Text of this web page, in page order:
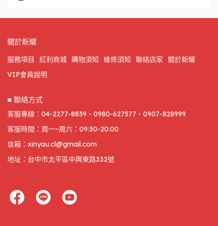
關於新耀
服務項目 紅利商城 購物須知 維修須知 聯絡店家
關於新耀
VIP會員說明
■ 聯絡方式
客服專線：04-2277-8839、0980-627577、0907-828999
客服時間：周一~周六：09:30-20:00
信箱：xinyau.cl@gmail.com
地址：台中市太平區中興東路332號